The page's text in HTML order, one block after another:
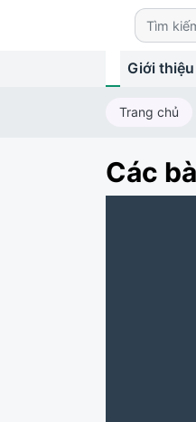
Giới thiệu
Trang chủ
Các